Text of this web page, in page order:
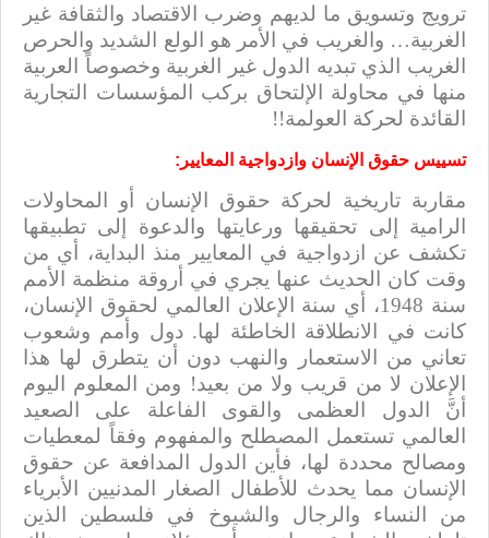
ترويج وتسويق ما لديهم وضرب الاقتصاد والثقافة غير
الغربية… والغريب في الأمر هو الولع الشديد والحرص
الغريب الذي تبديه الدول غير الغربية وخصوصاً العربية
منها في محاولة الإلتحاق بركب المؤسسات التجارية
القائدة لحركة العولمة!!
تسييس حقوق الإنسان وازدواجية المعايير:
مقاربة تاريخية لحركة حقوق الإنسان أو المحاولات
الرامية إلى تحقيقها ورعايتها والدعوة إلى تطبيقها
تكشف عن ازدواجية في المعايير منذ البداية، أي من
وقت كان الحديث عنها يجري في أروقة منظمة الأمم
سنة 1948، أي سنة الإعلان العالمي لحقوق الإنسان،
كانت في الانطلاقة الخاطئة لها. دول وأمم وشعوب
تعاني من الاستعمار والنهب دون أن يتطرق لها هذا
الإعلان لا من قريب ولا من بعيد! ومن المعلوم اليوم
أنَّ الدول العظمى والقوى الفاعلة على الصعيد
العالمي تستعمل المصطلح والمفهوم وفقاً لمعطيات
ومصالح محددة لها، فأين الدول المدافعة عن حقوق
الإنسان مما يحدث للأطفال الصغار المدنيين الأبرياء
من النساء والرجال والشيوخ في فلسطين الذين